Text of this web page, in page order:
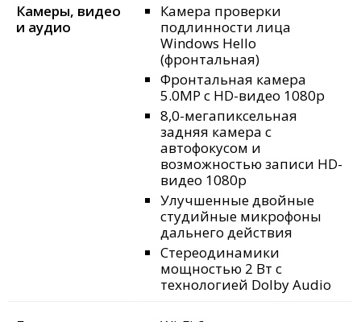
Камеры, видео
и аудио
Камера проверки
подлинности лица
Windows Hello
(фронтальная)
Фронтальная камера
5.0MP с HD-видео 1080p
8,0-мегапиксельная
задняя камера с
автофокусом и
возможностью записи HD-
видео 1080p
Улучшенные двойные
студийные микрофоны
дальнего действия
Стереодинамики
мощностью 2 Вт с
технологией Dolby Audio